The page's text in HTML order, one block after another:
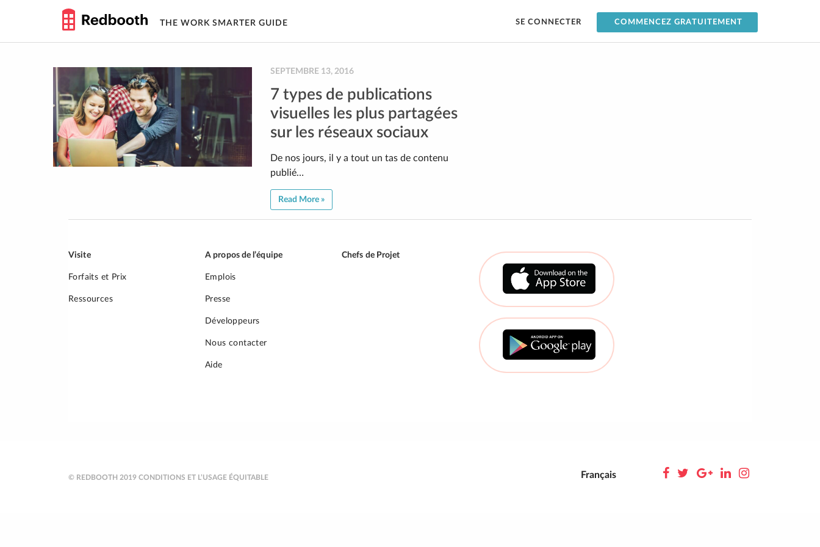
THE WORK SMARTER GUIDE SE CONNECTER COMMENCEZ GRATUITEMENT
SEPTEMBRE 13, 2016
7 types de publications
visuelles les plus partagées
sur les réseaux sociaux
De nos jours, il y a tout un tas de contenu
publié…
Read More »
Visite
Forfaits et Prix
Ressources
A propos de l’équipe
Emplois
Presse
Développeurs
Nous contacter
Aide
Chefs de Projet
© REDBOOTH 2019 CONDITIONS ET L’USAGE ÉQUITABLE Français